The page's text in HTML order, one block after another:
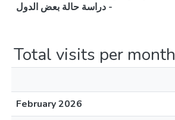
دراسة حالة بعض الدول -
Total visits per month
February 2026